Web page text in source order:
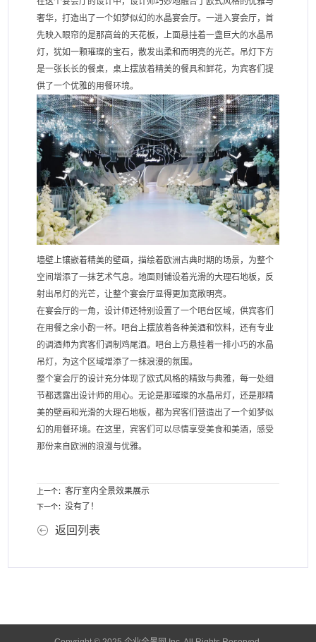
奢华，打造出了一个如梦似幻的水晶宴会厅。一进入宴会厅，首
先映入眼帘的是那高耸的天花板，上面悬挂着一盏巨大的水晶吊
灯，犹如一颗璀璨的宝石，散发出柔和而明亮的光芒。吊灯下方
是一张长长的餐桌，桌上摆放着精美的餐具和鲜花，为宾客们提
供了一个优雅的用餐环境。
墙壁上镶嵌着精美的壁画，描绘着欧洲古典时期的场景，为整个
空间增添了一抹艺术气息。地面则铺设着光滑的大理石地板，反
射出吊灯的光芒，让整个宴会厅显得更加宽敞明亮。
在宴会厅的一角，设计师还特别设置了一个吧台区域，供宾客们
在用餐之余小酌一杯。吧台上摆放着各种美酒和饮料，还有专业
的调酒师为宾客们调制鸡尾酒。吧台上方悬挂着一排小巧的水晶
吊灯，为这个区域增添了一抹浪漫的氛围。
整个宴会厅的设计充分体现了欧式风格的精致与典雅，每一处细
节都透露出设计师的用心。无论是那璀璨的水晶吊灯，还是那精
美的壁画和光滑的大理石地板，都为宾客们营造出了一个如梦似
幻的用餐环境。在这里，宾客们可以尽情享受美食和美酒，感受
那份来自欧洲的浪漫与优雅。
上一个：客厅室内全景效果展示
下一个：没有了！
返回列表